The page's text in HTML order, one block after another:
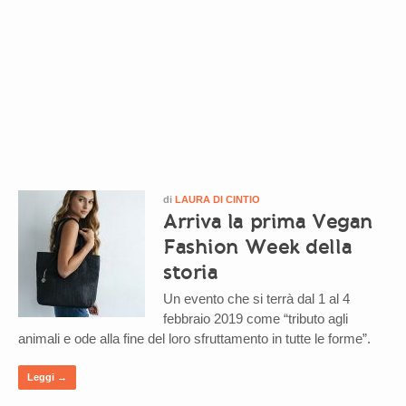
di LAURA DI CINTIO
Arriva la prima Vegan
Fashion Week della
storia
Un evento che si terrà dal 1 al 4
febbraio 2019 come “tributo agli
animali e ode alla fine del loro sfruttamento in tutte le forme”.
Leggi →